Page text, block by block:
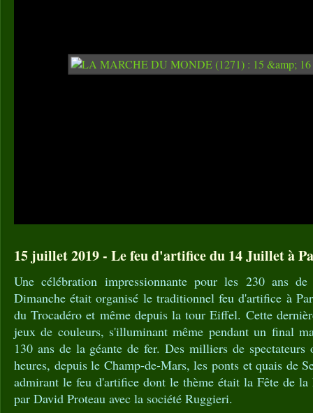
15 juillet 2019 - Le feu d'artifice du 14 Juillet à
Une célébration impressionnante pour les 230 ans
Dimanche était organisé le traditionnel feu d'artifice à
du Trocadéro et même depuis la tour Eiffel. Cette
jeux de couleurs, s'illuminant même pendant un final
130 ans de la géante de fer. Des milliers de spectateurs
heures, depuis le Champ-de-Mars, les ponts et quais de
admirant le feu d'artifice dont le thème était la Fête de la
par David Proteau avec la société Ruggieri.